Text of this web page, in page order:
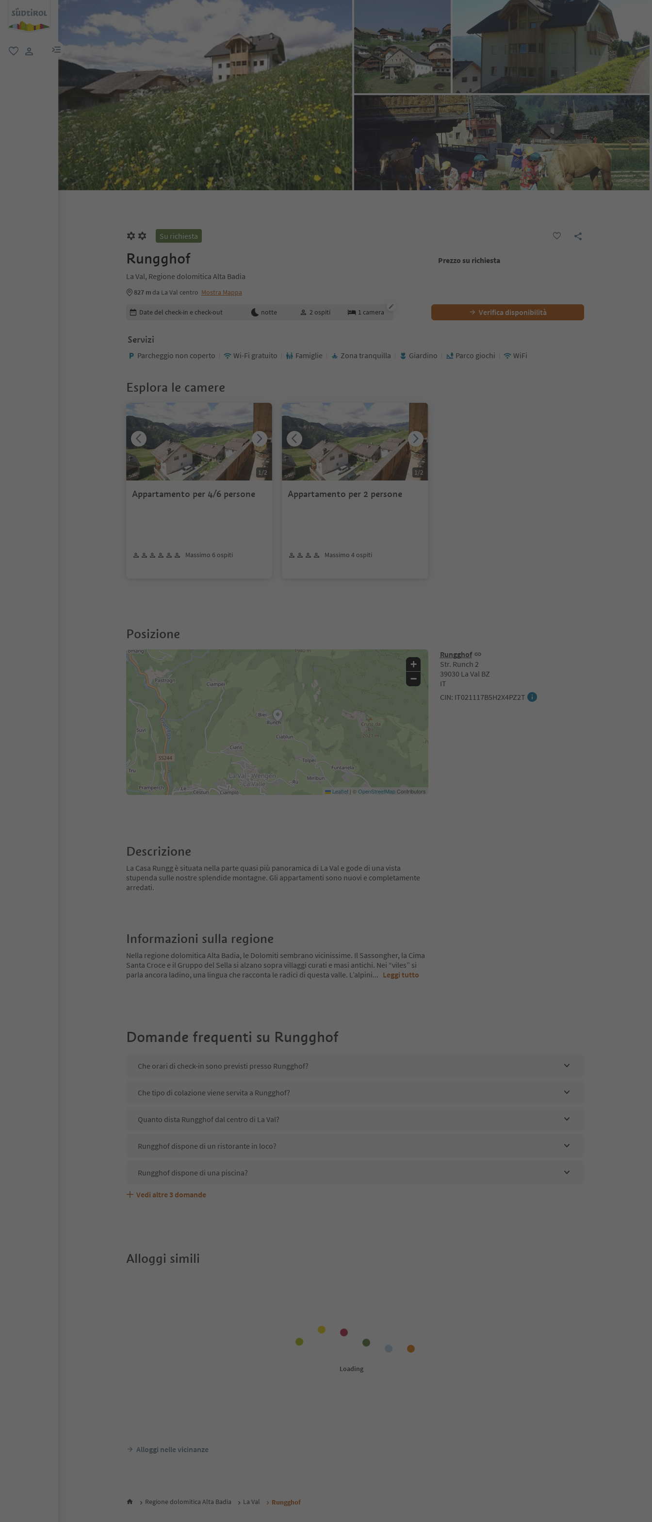
menu link
Su richiesta
Rungghof
La Val, Regione dolomitica Alta Badia
827 m da La Val centro Mostra Mappa
Prezzo su richiesta
Modifica i dettagli della prenotazione
Date del check-in e check-out notte 2 ospiti 1 camera Verifica disponibilità
Servizi
Parcheggio non coperto Wi-Fi gratuito Famiglie Zona tranquilla Giardino Parco giochi WiFi
Esplora le camere
Appartamento per 4/6 persone
Massimo 6 ospiti
1/2
Appartamento per 2 persone
Massimo 4 ospiti
1/2
Posizione
Rungghof
Str. Runch 2
39030 La Val BZ
IT
CIN: IT021117B5H2X4PZ2T
+
−
Leaflet | ©OpenStreetMapContributors
Descrizione
La Casa Rungg è situata nella parte quasi più panoramica di La Val e gode di una vista
stupenda sulle nostre splendide montagne. Gli appartamenti sono nuovi e completamente
arredati.
Informazioni sulla regione
Nella regione dolomitica Alta Badia, le Dolomiti sembrano vicinissime. Il Sassongher, la Cima
Santa Croce e il Gruppo del Sella si alzano sopra villaggi curati e masi antichi. Nei “viles” si
parla ancora ladino, una lingua che racconta le radici di questa valle. L’alpini... Leggi tutto
Domande frequenti su Rungghof
Che orari di check-in sono previsti presso Rungghof?
Che tipo di colazione viene servita a Rungghof?
Quanto dista Rungghof dal centro di La Val?
Rungghof dispone di un ristorante in loco?
Rungghof dispone di una piscina?
Rungghof accetta animali domestici?
Quali servizi/attività sono disponibili presso Rungghof?
Gli ospiti di Rungghof ricevono l'Alto Adige Guest Pass?
Vedi altre 3 domande
Alloggi simili
Alloggi nelle vicinanze
Regione dolomitica Alta Badia La Val Rungghof